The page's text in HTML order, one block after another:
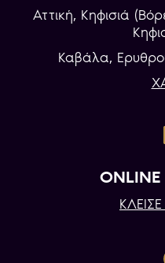
Αττική, Κηφισιά
Καβάλα,